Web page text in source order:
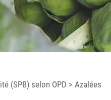
(SPB) selon OPD > Azalées